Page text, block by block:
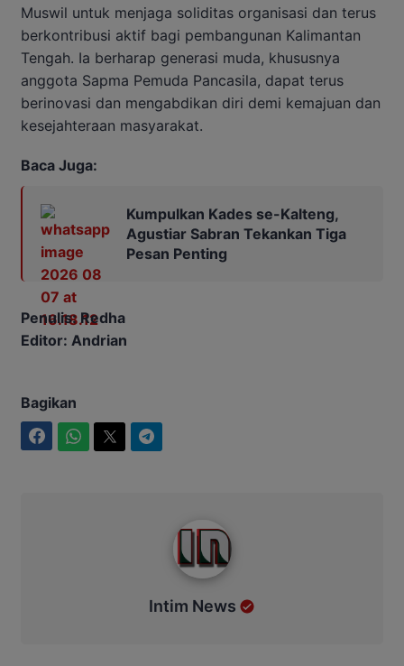
Muswil untuk menjaga soliditas organisasi dan terus
berkontribusi aktif bagi pembangunan Kalimantan
Tengah. Ia berharap generasi muda, khususnya
anggota Sapma Pemuda Pancasila, dapat terus
berinovasi dan mengabdikan diri demi kemajuan dan
kesejahteraan masyarakat.
Baca Juga:
Kumpulkan Kades se-Kalteng,
Agustiar Sabran Tekankan Tiga
Pesan Penting
Penulis: Redha
Editor: Andrian
Bagikan
Intim News